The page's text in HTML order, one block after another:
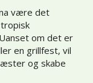
være det
om det er
en grillfest, vil
og skabe